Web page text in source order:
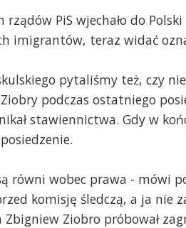
rządów PiS wjechało do
imigrantów, teraz widać
pytaliśmy też, czy
podczas ostatniego
stawiennictwa. Gdy w
równi wobec prawa - mówi
komisję śledczą, a ja nie
Zbigniew Ziobro próbował
2025-02-10, godz. 16:33
Jest tu taka indywidualność @ Jan
fundacji Małych Stópek) Ciekawe
swoje stanowisko prze zmianie
władzy PiS-u tak ujadali, że to
Aby do wyborów.